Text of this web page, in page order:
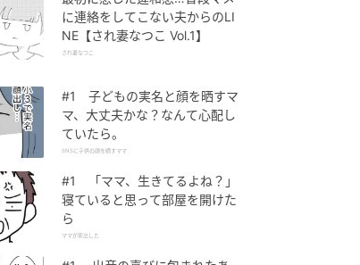
に連絡をしてこない夫からのLI
NE【され妻なつこ Vol.1】
され妻なつこ
#1 子どもの実名と顔を晒すマ
マ、大丈夫かな？なんて心配し
ていたら。
SNSに子供の顔を晒すママ
#1 「ママ、生きてるよね？」
寝ていると思って部屋を開けた
ら
ママが家出した